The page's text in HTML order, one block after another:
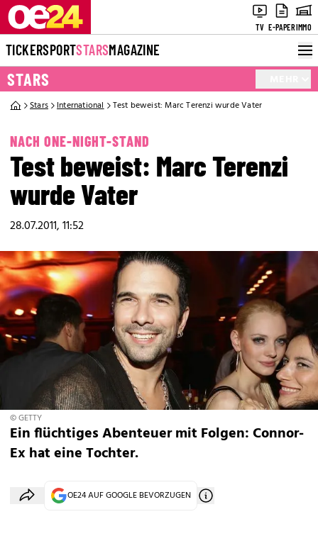
TV E-PAPERIMMO
TICKERSPORTSTARSMAGAZINE
STARS
Stars International Test beweist: Marc Terenzi wurde Vater
NACH ONE-NIGHT-STAND
Test beweist: Marc Terenzi
wurde Vater
28.07.2011, 11:52
© GETTY
Ein flüchtiges Abenteuer mit Folgen: Connor-
Ex hat eine Tochter.
OE24 AUF GOOGLE BEVORZUGEN